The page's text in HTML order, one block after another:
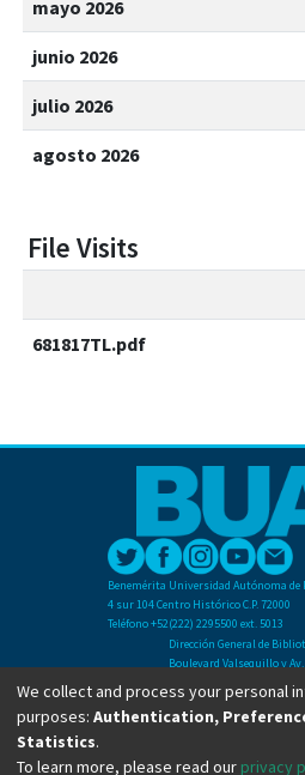
mayo 2026
junio 2026
julio 2026
agosto 2026
File Visits
681817TL.pdf
Benemérita Universidad Autónoma de
4 sur 104 Centro Histórico C.P. 72000
Teléfono +52(222) 2295500 ext. 5013
Dirección General de
Boulevard Valsequillo y Av.
Ciudad Universitaria. Col.
C.P. 72570
Teléfono +52 (222) 2295500
We collect and process your personal
purposes: Authentication,
Statistics.
To learn more, please read our privacy